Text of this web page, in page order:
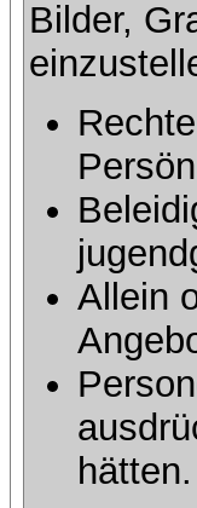
Bilder,
Allein
hätten.